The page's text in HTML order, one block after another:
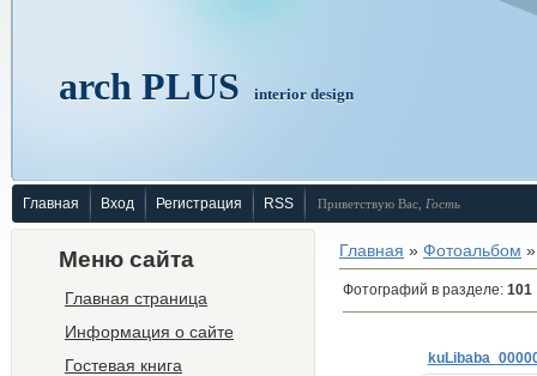
arch PLUS interior design
Главная Вход Регистрация RSS Приветствую Вас Гость
Меню сайта
Главная страница
Информация о сайте
Гостевая книга
Главная » Фотоальбом
Фотографий в разделе: 101